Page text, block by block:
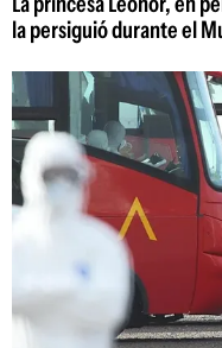
la persiguió durante el